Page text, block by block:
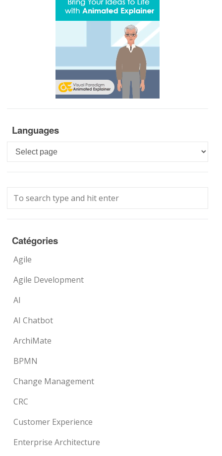
Languages
Languages
Catégories
Agile
Agile Development
AI
AI Chatbot
ArchiMate
BPMN
Change Management
CRC
Customer Experience
Enterprise Architecture